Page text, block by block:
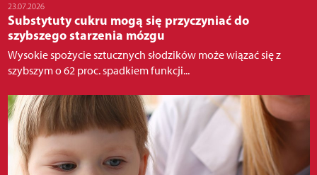
23.07.2026
Substytuty cukru mogą się przyczyniać do
szybszego starzenia mózgu
Wysokie spożycie sztucznych słodzików może wiązać się z
szybszym o 62 proc. spadkiem funkcji...